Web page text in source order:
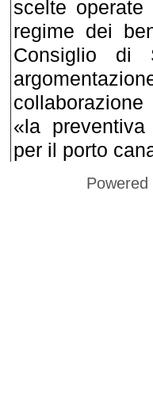
scelte
regime dei
Consiglio di
«la
per il porto